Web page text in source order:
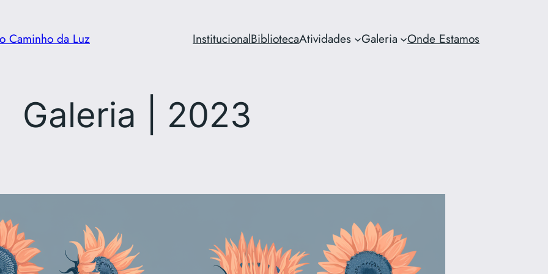
Caminho da Luz InstitucionalBibliotecaAtividades Galeria Onde Estamos
Galeria | 2023